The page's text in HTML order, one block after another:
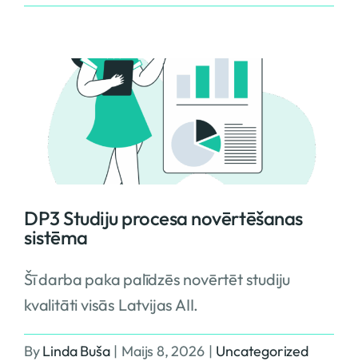
pārvaldība
studējošo
pētniecībā
DP3 Studiju procesa novērtēšanas
sistēma
Šī darba paka palīdzēs novērtēt studiju
kvalitāti visās Latvijas AII.
ByLinda Buša | Maijs 8, 2026 | Uncategorized